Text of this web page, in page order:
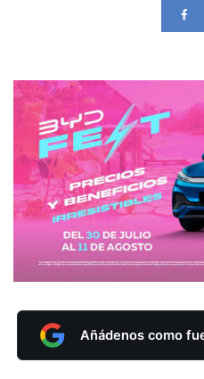
Añádenos como